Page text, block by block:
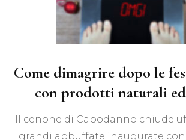
Come dimagrire dopo le
con prodotti naturali
Il cenone di Capodanno chiude
grandi abbuffate inaugurate con